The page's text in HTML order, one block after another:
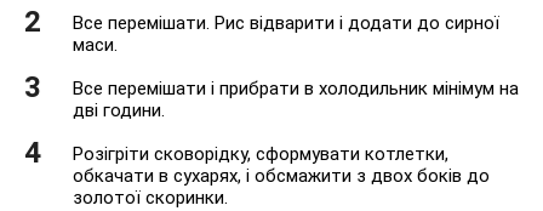
Все перемішати. Рис відварити і додати до сирної
маси.
Все перемішати і прибрати в холодильник мінімум на
дві години.
Розігріти сковорідку, сформувати котлетки,
обкачати в сухарях, і обсмажити з двох боків до
золотої скоринки.